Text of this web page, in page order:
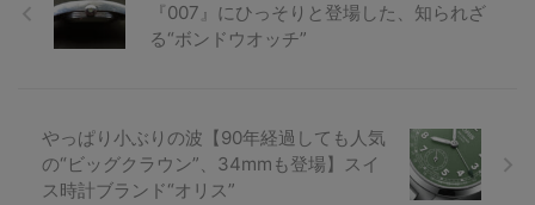
『007』にひっそりと登場した、知られざ
る“ボンドウオッチ”
やっぱり小ぶりの波【90年経過しても人気
の“ビッグクラウン”、34mmも登場】スイ
ス時計ブランド“オリス”